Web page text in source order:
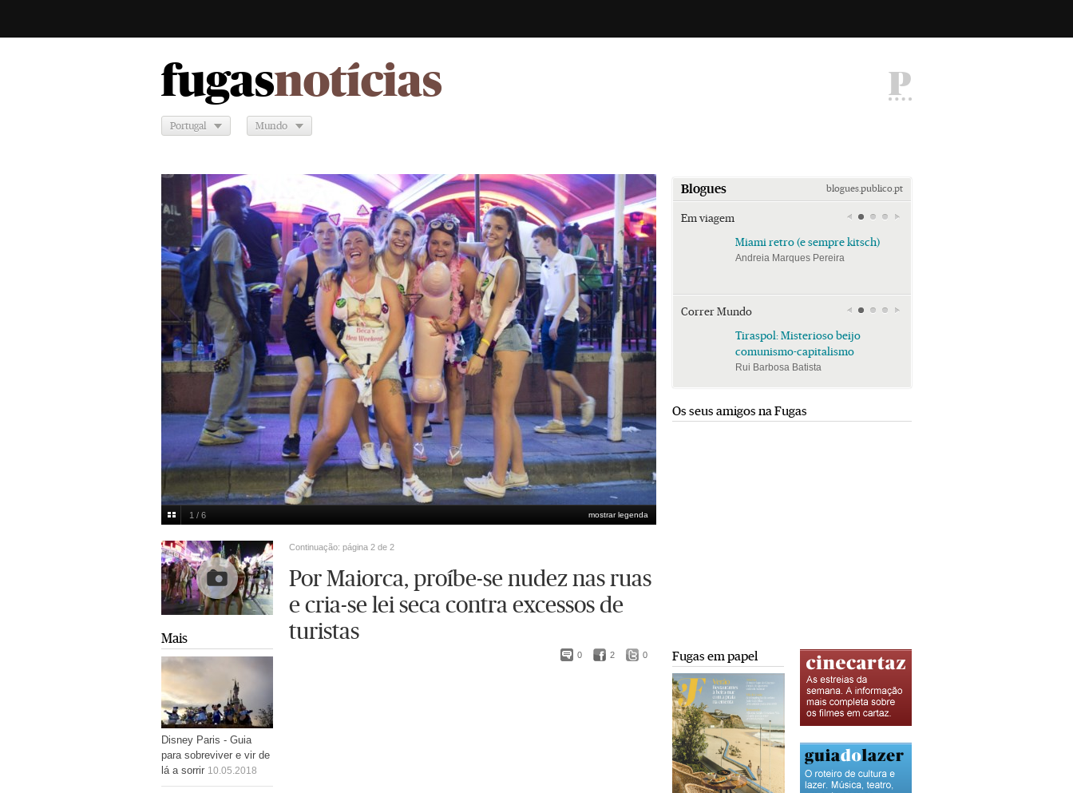
fugasnotícias P
Portugal Mundo
Jaime Reina/AFP
mostrar legenda
1 / 6
Multimedia
Mais
Disney Paris - Guia
para sobreviver e vir de
lá a sorrir 10.05.2018
Continuação: página 2 de 2
Por Maiorca, proíbe-se nudez nas ruas
e cria-se lei seca contra excessos de
turistas
0 2 0
Blogues blogues.publico.pt
Em viagem
Miami retro (e sempre kitsch)
Andreia Marques Pereira
Correr Mundo
Tiraspol: Misterioso beijo
comunismo-capitalismo
Rui Barbosa Batista
Os seus amigos na Fugas
Fugas em papel